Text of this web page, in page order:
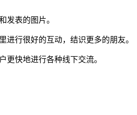
发表的图片。
进行很好的互动，结识更多的朋友。
更快地进行各种线下交流。